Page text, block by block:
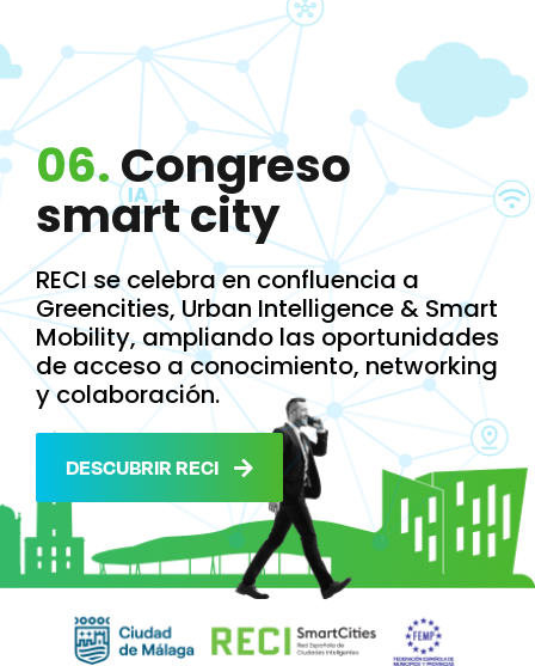
06.Congreso
smart city
RECI se celebra en confluencia a
Greencities, Urban Intelligence & Smart
Mobility, ampliando las oportunidades
de acceso a conocimiento, networking
y colaboración.
DESCUBRIR RECI